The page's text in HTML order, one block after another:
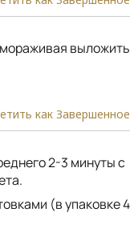
выложить
как Завершенное
2-3 минуты с
(в упаковке 4